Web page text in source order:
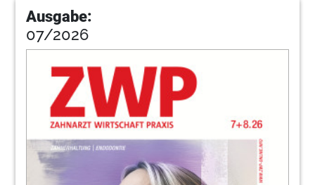
26Lt2
Fer
Advisast
34Biusgoz
Ausgabe:
07/2026